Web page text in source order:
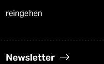
reingehen
Newsletter